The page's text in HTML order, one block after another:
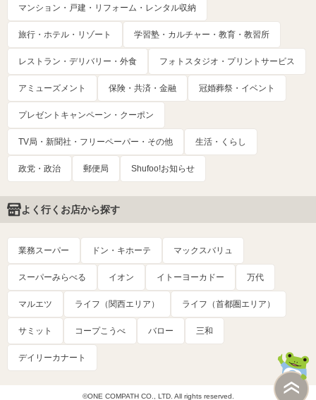
マンション・戸建・リフォーム・レンタル収納
旅行・ホテル・リゾート 学習塾・カルチャー・教育・教習所
レストラン・デリバリー・外食 フォトスタジオ・プリントサービス
アミューズメント 保険・共済・金融 冠婚葬祭・イベント
プレゼントキャンペーン・クーポン
TV局・新聞社・フリーペーパー・その他 生活・くらし
政党・政治 郵便局 Shufoo!お知らせ
よく行くお店から探す
業務スーパー ドン・キホーテ マックスバリュ
スーパーみらべる イオン イトーヨーカドー 万代
マルエツ ライフ（関西エリア） ライフ（首都圏エリア）
サミット コープこうべ バロー 三和
デイリーカナート
©ONE COMPATH CO., LTD. All rights reserved.